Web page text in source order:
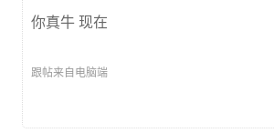
你真牛 现在
跟帖来自电脑端